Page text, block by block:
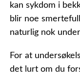
kan sykdom i
blir noe
naturlig nok
For at
det lurt om du